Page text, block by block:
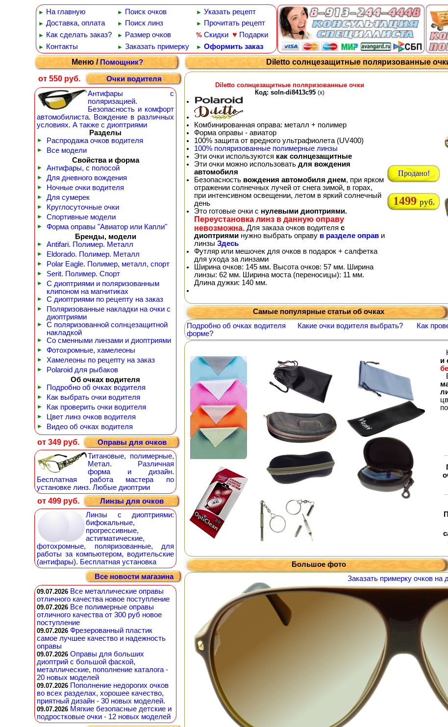
► На главную ► Поиск очков ► Указать рецепт
► Доставка, оплата ► Поиск линз ► Прочитать рецепт
► Как сделать заказ? ► Размер очков % Скидки ♥ Подарки
► Контакты ► Заказать примерку ► Оформить заказ
Меню /Помощник?
от 550 руб.
Очки водителя
Антифары с
поляризацией.
Безопасность и комфорт
автомобилиста. Вождение в различных
условиях. А также с диоптриями
Разделы
► Распродажа очков водителя
►
Все модели
Свойства и форма
► Антифары, с полосой
► Для дневного вождения
► Ночные очки водителя
► Для сумерек
► Круглосуточные очки
► Спортивные модели
►
Форма оправы "Авиатор или Капли"
Бренды, модели
► Antifari. Полимер. Металл
► Eldorado. Полимер. Металл
► Polar Eagle. Полимер, металл, спорт
► Serit. Полимер. Спорт
►
С диоптриями и поляризованным
клипоном на магнитиках
► С диоптриями по рецепту на заказ
►
Поляризованные накладки на очки с
диоптриями
►
С поляризованной солнцезащитной
накладкой
► Со сменными линзами и диоптриями
► Фотохромные, хамелеоны
► Хамелеоны по рецепту на заказ
►
Polaroid для рыбаков
Об очках водителя
► Подробно об очках водителя
► Как выбрать очки водителя
► Как проверить очки водителя
► Цвет линз очков водителя
► Видео об очках водителя
от 349 руб.
Оправы для очков
Титановые, полимерные,
Метал. Различная
форма и дизайн.
Бесплатная работа мастера по
установке линз. Любые диоптрии
от 499 руб.
Линзы для очков
Линзы с диоптриями:
бифокальные,
прогрессивные,
астигматические,
фотохромные, поляризованные, для
работы за компьютером, водительские
(антифары). Бесплатная установка
Все новости магазина
09.07.2026 Все металлические оправы
отличного качества новое поступление
09.07.2026 Все полимерные оправы
отличного качества от 300 руб новое
поступление
09.07.2026 Фрезерованный пластик
самое лучшее качество и надежность
оправы
09.07.2026 Оправы для больших
диоптрий с большой фаской,
металлические, пополнение каталога -
20 новых моделей
09.07.2026 Пополнение недорогих очков
во всех разделах, хорошее качество,
приятный дизайн - 30 новых моделей.
09.07.2026 Мягкие безопасные детские и
подростковые очки - 12 новых моделей
Diletto солнцезащитные поляризованные
Diletto солнцезащитные поляризованные очки
Код: soln-di8413c95 (x)
Комбинированная оправа: металл + полимер
Форма оправы - авиатор
100% защита от вредного ультрафиолета (UV400)
100% поляризованные полимерные линзы
Эти очки используются как солнцезащитные
Эти очки можно использовать для вождения
автомобиля
Безопасность вождения автомобиля днем, при ярком
отражении солнечных лучей от снега зимой, в горах,
при интенсивном освещении, летом в яркий солнечный
день
Это готовые очки с нулевыми диоптриями.
Переустановка линз в данную оправу
невозможна. Для заказа очков водителя с
диоптриями нужно выбрать оправу в разделе оправ и
линзы Здесь
Футляр или мешочек для очков в подарок + салфетка
для ухода за линзами
Ширина очков: 145 мм. Высота очков: 57 мм. Ширина
линзы: 62 мм. Ширина моста (переносицы): 11 мм.
Длина дужки: 140 мм.
Продано!
1499 руб.
Самые популярные статьи об очках
Подробно об очках водителя
Какие очки водителя выбрать? Как
форме?
и
Большое фото
Заказать примерку очков на